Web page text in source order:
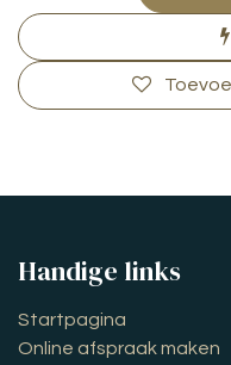
Handige links
Startpagina
Online afspraak maken